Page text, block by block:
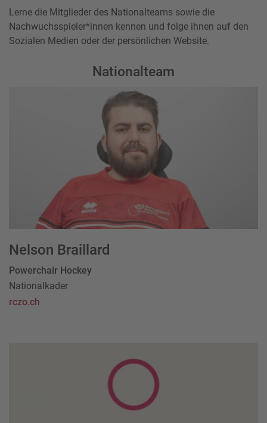
Lerne die Mitglieder des Nationalteams sowie die
Nachwuchsspieler*innen kennen und folge ihnen auf den
Sozialen Medien oder der persönlichen Website.
Nationalteam
Nelson Braillard
Powerchair Hockey
Nationalkader
rczo.ch